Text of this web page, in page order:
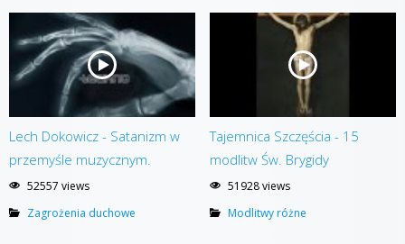
Lech Dokowicz - Satanizm w
przemyśle muzycznym.
52557 views
Zagrożenia duchowe
Tajemnica Szczęścia - 15
modlitw Św. Brygidy
51928 views
Modlitwy różne